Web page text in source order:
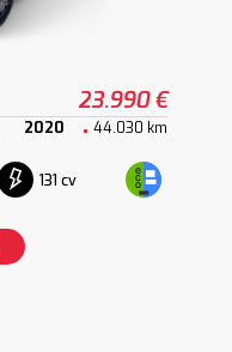
23.990 €
2020 44.030 km
131 cv